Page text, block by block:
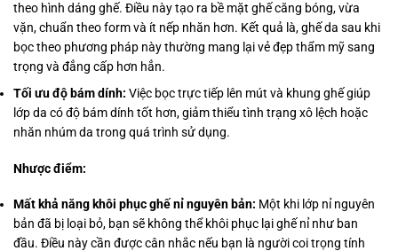
theo hình dáng ghế. Điều này tạo ra bề mặt ghế căng bóng, vừa
vặn, chuẩn theo form và ít nếp nhăn hơn. Kết quả là, ghế da sau khi
bọc theo phương pháp này thường mang lại vẻ đẹp thẩm mỹ sang
trọng và đẳng cấp hơn hẳn.
Tối ưu độ bám dính: Việc bọc trực tiếp lên mút và khung ghế giúp
lớp da có độ bám dính tốt hơn, giảm thiểu tình trạng xô lệch hoặc
nhăn nhúm da trong quá trình sử dụng.
Nhược điểm:
Mất khả năng khôi phục ghế nỉ nguyên bản: Một khi lớp nỉ nguyên
bản đã bị loại bỏ, bạn sẽ không thể khôi phục lại ghế nỉ như ban
đầu. Điều này cần được cân nhắc nếu bạn là người coi trọng tính